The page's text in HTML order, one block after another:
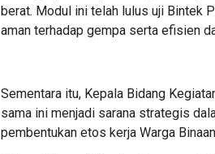
berat. Modul ini telah lulus uji Bintek
aman terhadap gempa serta efisien
Sementara itu, Kepala Bidang
sama ini menjadi sarana strategis
pembentukan etos kerja Warga